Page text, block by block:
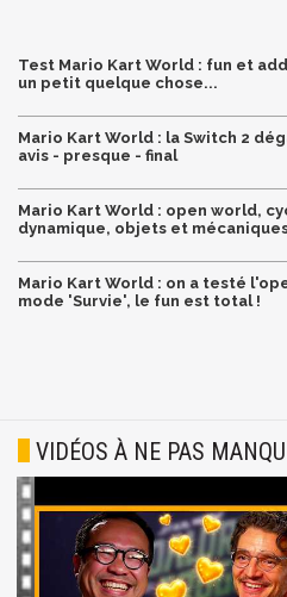
Test Mario Kart World : fun et
un petit quelque chose...
Mario Kart World : la Switch 2
avis - presque - final
Mario Kart World : open world,
dynamique, objets et
Mario Kart World : on a testé
mode 'Survie', le fun est total !
VIDÉOS À NE PAS